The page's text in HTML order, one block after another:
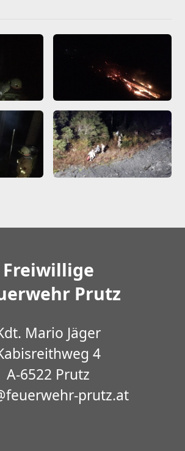
Freiwillige
Prutz
Mario Jäger
4
A-6522 Prutz
prutz.at